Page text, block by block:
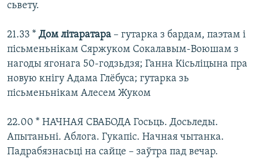
сьвету.
21.33 * Дом літаратара – гутарка з бардам, паэтам і
пісьменьнікам Сяржуком Сокалавым-Воюшам з
нагоды ягонага 50-годзьдзя; Ганна Кісьліцына пра
новую кнігу Адама Глёбуса; гутарка зь
пісьменьнікам Алесем Жуком
22.00 * НАЧНАЯ СВАБОДА Госьць. Досьледы.
Апытаньні. Аблога. Гукапіс. Начная чытанка.
Падрабязнасьці на сайце – заўтра пад вечар.